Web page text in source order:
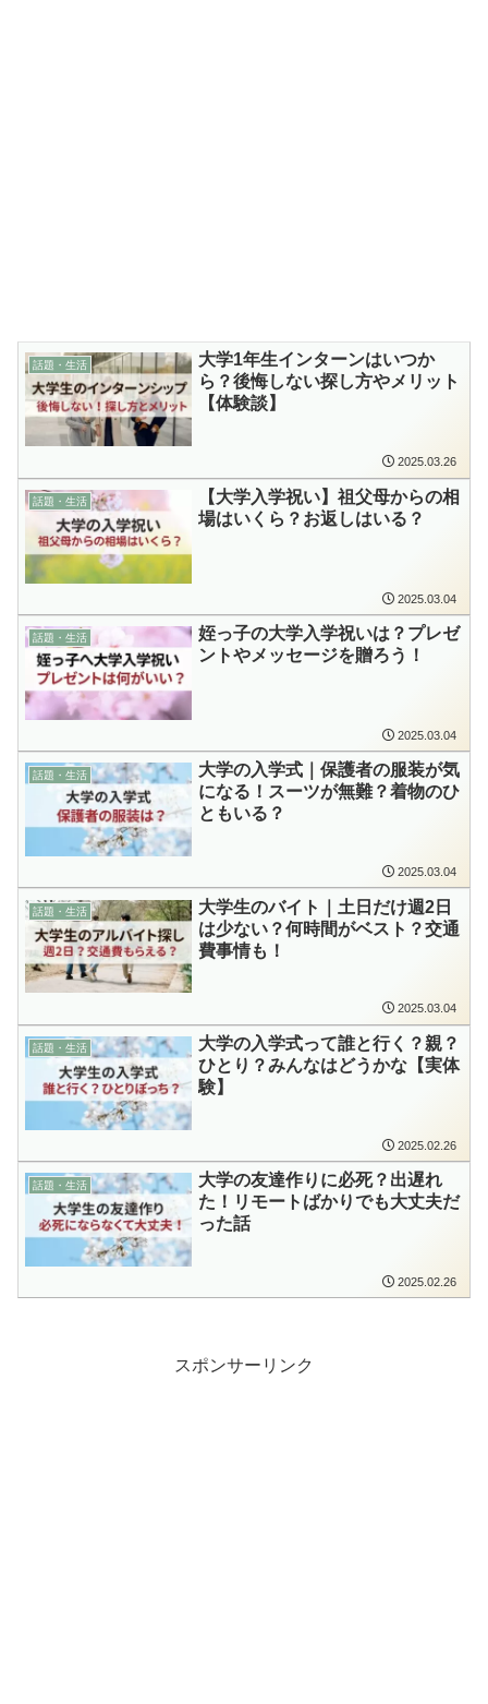
話題・生活
大学1年生インターンはいつか
ら？後悔しない探し方やメリット
【体験談】
2025.03.26
話題・生活
【大学入学祝い】祖父母からの相
場はいくら？お返しはいる？
2025.03.04
話題・生活
姪っ子の大学入学祝いは？プレゼ
ントやメッセージを贈ろう！
2025.03.04
話題・生活
大学の入学式｜保護者の服装が気
になる！スーツが無難？着物のひ
ともいる？
2025.03.04
話題・生活
大学生のバイト｜土日だけ週2日
は少ない？何時間がベスト？交通
費事情も！
2025.03.04
話題・生活
大学の入学式って誰と行く？親？
ひとり？みんなはどうかな【実体
験】
2025.02.26
話題・生活
大学の友達作りに必死？出遅れ
た！リモートばかりでも大丈夫だ
った話
2025.02.26
スポンサーリンク